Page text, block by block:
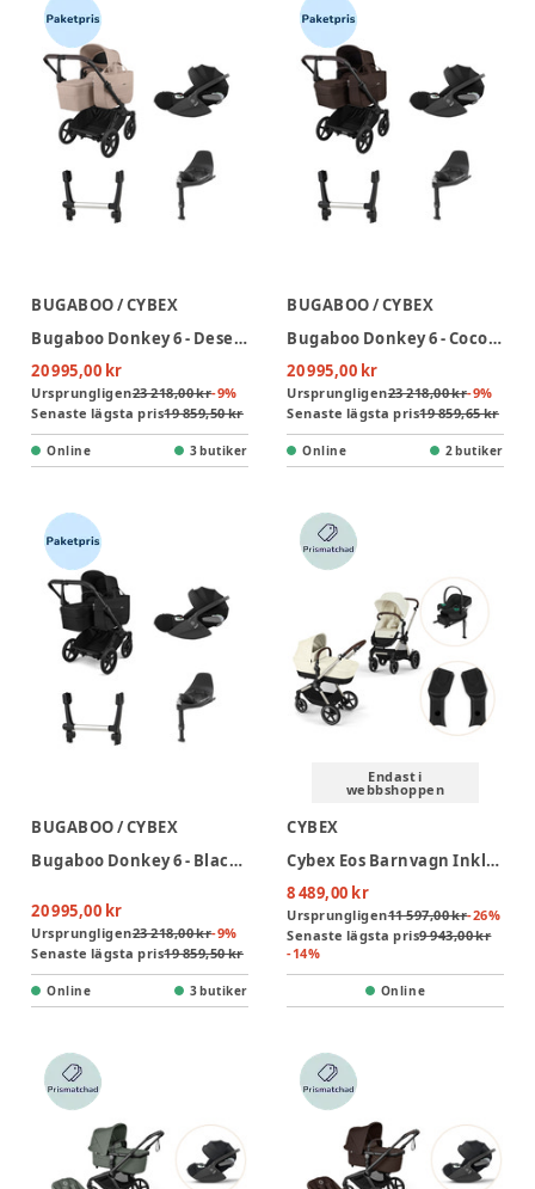
BUGABOO / CYBEX
Bugaboo Donkey 6 - Desert Taupe Melange inkl. Cloud T-paket
20 995,00 kr
Ursprungligen23 218,00 kr-9%
Senaste lägsta pris19 859,50 kr
Online 3 butiker
BUGABOO / CYBEX
Bugaboo Donkey 6 - Cocoa Brown inkl Cloud T-paket
20 995,00 kr
Ursprungligen23 218,00 kr-9%
Senaste lägsta pris19 859,65 kr
Online 2 butiker
BUGABOO / CYBEX
Bugaboo Donkey 6 - Black/Heritage Black inkl Cloud T-paket
20 995,00 kr
Ursprungligen23 218,00 kr-9%
Senaste lägsta pris19 859,50 kr
Online 3 butiker
Endast i
webbshoppen
CYBEX
Cybex Eos Barnvagn Inkl. Aton B2 Med Bas Och Adapter - Seashell Beige/Light Beige
8 489,00 kr
Ursprungligen11 597,00 kr-26%
Senaste lägsta pris9 943,00 kr
-14%
Online